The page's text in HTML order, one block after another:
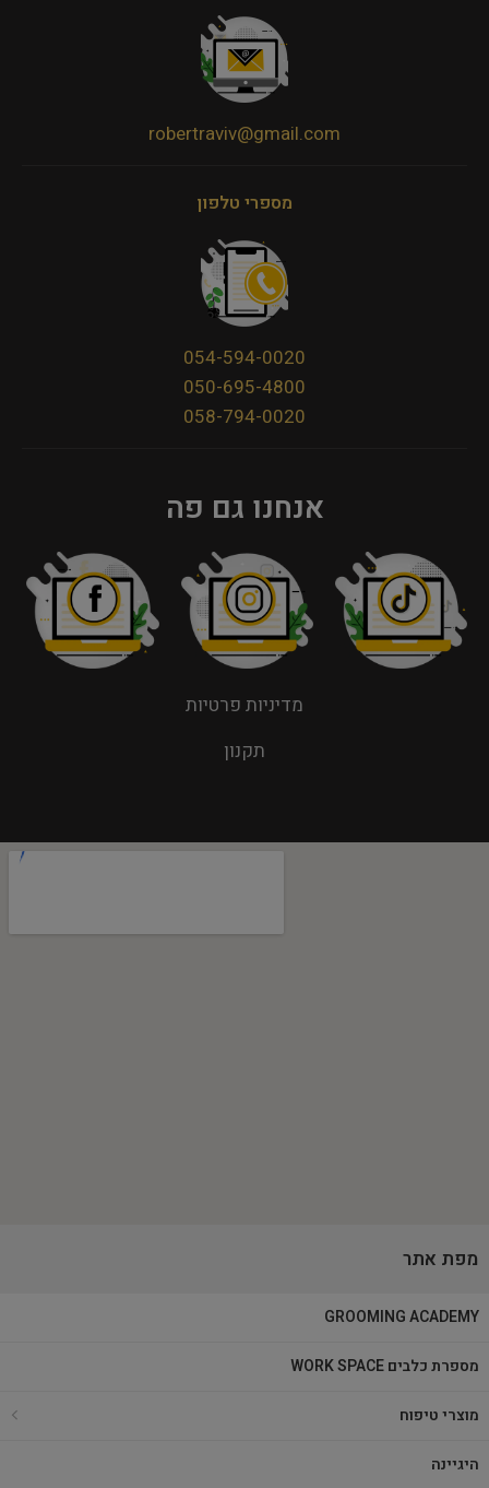
robertraviv@gmail.com
מספרי טלפון
054-594-0020
050-695-4800
058-794-0020
אנחנו גם פה
מדיניות פרטיות
תקנון
מפת אתר
GROOMING ACADEMY
מספרת כלבים WORK SPACE
מוצרי טיפוח
היגיינה